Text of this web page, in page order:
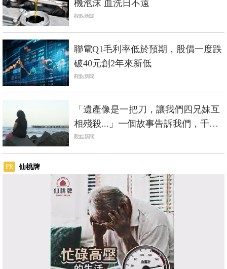
機泡沫 血洗日不遠
觀點新聞
聯電Q1毛利率低於預期，股價一度跌
破40元創2年來新低
觀點新聞
「遺產像是一把刀，讓我們四兄妹互
相殘殺...」一個故事告訴我們，千萬
別留錢給孩子
觀點新聞
PR 仙桃牌